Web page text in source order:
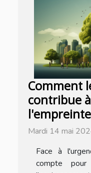
Comment
contribue
Mardi 14 mai
Face à
compte